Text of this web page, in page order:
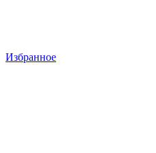
Избранное